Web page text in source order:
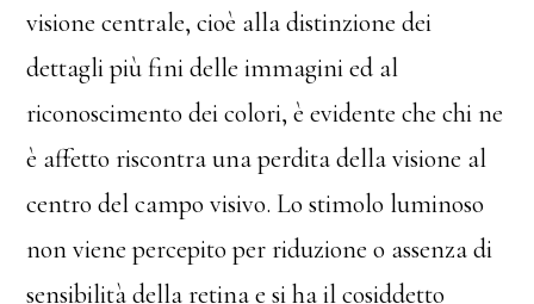
visione centrale, cioè alla distinzione dei
dettagli più fini delle immagini ed al
riconoscimento dei colori, è evidente che chi ne
è affetto riscontra una perdita della visione al
centro del campo visivo. Lo stimolo luminoso
non viene percepito per riduzione o assenza di
sensibilità della retina e si ha il cosiddetto